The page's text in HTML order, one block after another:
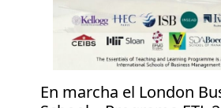
En marcha el London